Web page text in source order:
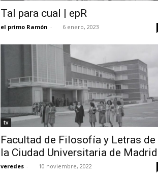
Tal para cual | epR
el primo Ramón - 6 enero, 2023
tv
Facultad de Filosofía y Letras de
la Ciudad Universitaria de Madrid
veredes - 10 noviembre, 2022